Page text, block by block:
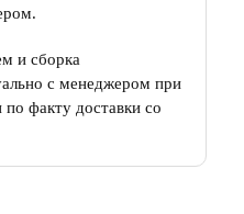
и сборка
с менеджером при
по факту доставки со